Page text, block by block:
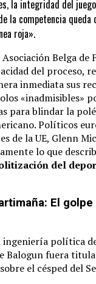
la integridad del
la competencia queda
roja».
Belga de
del proceso,
inmediata sus
«inadmisibles»
para blindar la
Políticos
de la UE, Glenn
lo que
del
El
ingeniería política
Balogun fuera
el césped del